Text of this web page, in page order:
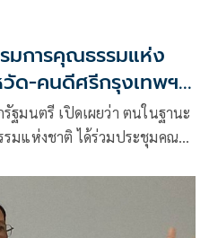
การคุณธรรมแห่ง
ด-คนดีศรีกรุงเทพฯ
ฐมนตรี เปิดเผยว่า ตนในฐานะ
รมแห่งชาติ ได้ร่วมประชุมคณะ